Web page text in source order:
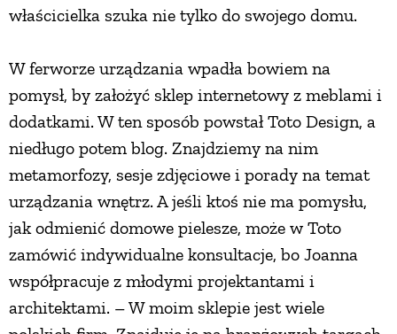
właścicielka szuka nie tylko do swojego domu.
W ferworze urządzania wpadła bowiem na
pomysł, by założyć sklep internetowy z meblami i
dodatkami. W ten sposób powstał Toto Design, a
niedługo potem blog. Znajdziemy na nim
metamorfozy, sesje zdjęciowe i porady na temat
urządzania wnętrz. A jeśli ktoś nie ma pomysłu,
jak odmienić domowe pielesze, może w Toto
zamówić indywidualne konsultacje, bo Joanna
współpracuje z młodymi projektantami i
architektami. – W moim sklepie jest wiele